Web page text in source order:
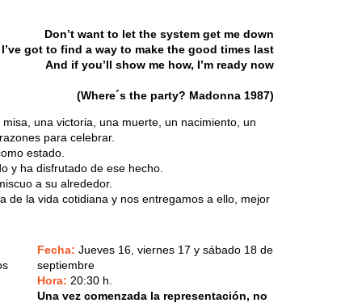
Don’t want to let the system get me down
I’ve got to find a way to make the good times last
And if you’ll show me how, I’m ready now
(Where´s the party? Madonna 1987)
una victoria, una muerte, un nacimiento, un
para celebrar.
estado.
y ha disfrutado de ese hecho.
a su alrededor.
de la vida cotidiana y nos entregamos a ello, mejor
Fecha:Jueves 16, viernes 17 y sábado 18 de
septiembre
Hora: 20:30 h.
Una vez comenzada la representación, no